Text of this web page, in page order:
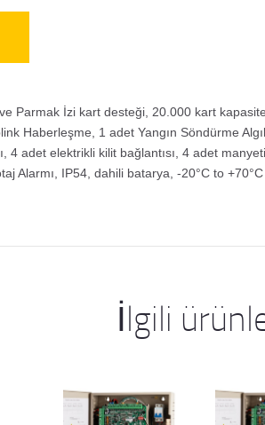
ve Parmak İzi kart desteği, 20.000 kart
Haberleşme, 1 adet Yangın Söndürme
4 adet elektrikli kilit bağlantısı, 4 adet
Alarmı, IP54, dahili batarya, -20°C to +70°C
İlgili